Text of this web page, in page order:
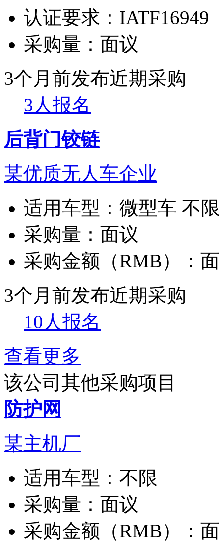
认证要求： IATF16949
采购量： 面议
3个月前发布近期采购
3人报名
后背门铰链
某优质无人车企业
适用车型： 微型车 不
采购量： 面议
采购金额（RMB）：
3个月前发布近期采购
10人报名
查看更多
该公司其他采购项目
防护网
某主机厂
适用车型： 不限
采购量： 面议
采购金额（RMB）：